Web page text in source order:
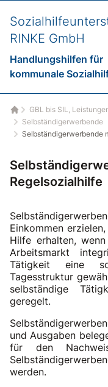
RINKE GmbH
Handlungshilfen für
kommunale
Startseite
GBL bis SIL,
Selbständigerwerbende
Selbständigerwerbende
Regelsozialhilfe
Einkommen
Hilfe erhalten,
Arbeitsmarkt
Tätigkeit eine
Tagesstruktur
selbständige
geregelt.
und Ausgaben
für den
werden.